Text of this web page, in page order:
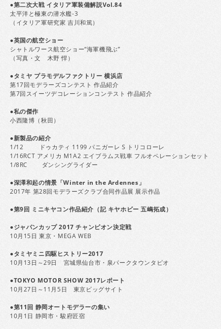
●第二次大戦 イタリア軍装備解説Vol.84
太平洋と極東の潜水艦-3
（イタリア軍研究家 吉川和篤）
●英国の航空ショー
シャトルワース航空ショー“海軍機飛ぶ”
（写真・文 木野 悍）
●タミヤ プラモデルファクトリー 横浜店
第17回モデラーズコンテスト 作品紹介
第7回スイーツデコレーションコンテスト 作品紹介
●私の傑作
小西隆博（秋田）
●新製品の紹介
1/12 ドゥカティ 1199 パニガーレ S トリコローレ
1/16RCT アメリカ M1A2 エイブラムス戦車 フルオペレーションセット
1/8RC ダンシングライダー
●深澤和起の情景「Winter in the Ardennes」
2017年 第28回モデラーズクラブ合同作品展 展示作品
●第9回 ミニキヤコン作品紹介（記 キヤホビー 五嶋拓成）
●ジャパンカップ 2017 チャンピオン決定戦
10月15日 東京・MEGA WEB
●タミヤミニ四駆ヒストリー2017
10月13日～29日 宮城県仙台市・泉パークタウンタピオ
●TOKYO MOTOR SHOW 2017レポート
10月27日～11月5日 東京ビッグサイト
●第11回 静岡オートモデラーの集い
10月1日 静岡市・駿府匠宿